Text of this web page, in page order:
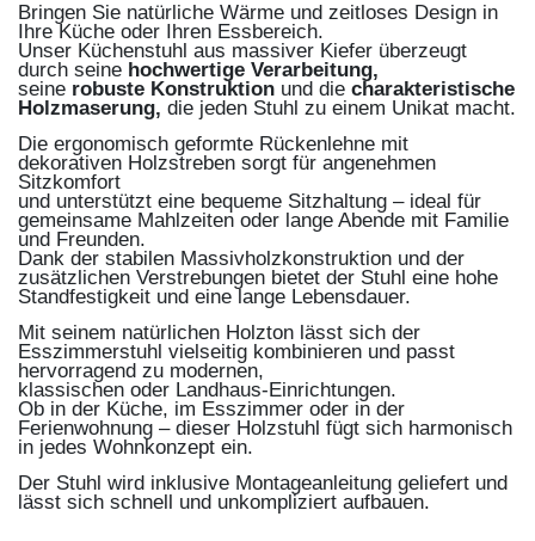
Bringen Sie natürliche Wärme und zeitloses Design in
Ihre Küche oder Ihren Essbereich.
Unser Küchenstuhl aus massiver Kiefer überzeugt
durch seine hochwertige Verarbeitung,
seine robuste Konstruktion und die charakteristische
Holzmaserung, die jeden Stuhl zu einem Unikat macht.
Die ergonomisch geformte Rückenlehne mit
dekorativen Holzstreben sorgt für angenehmen
Sitzkomfort
und unterstützt eine bequeme Sitzhaltung – ideal für
gemeinsame Mahlzeiten oder lange Abende mit Familie
und Freunden.
Dank der stabilen Massivholzkonstruktion und der
zusätzlichen Verstrebungen bietet der Stuhl eine hohe
Standfestigkeit und eine lange Lebensdauer.
Mit seinem natürlichen Holzton lässt sich der
Esszimmerstuhl vielseitig kombinieren und passt
hervorragend zu modernen,
klassischen oder Landhaus-Einrichtungen.
Ob in der Küche, im Esszimmer oder in der
Ferienwohnung – dieser Holzstuhl fügt sich harmonisch
in jedes Wohnkonzept ein.
Der Stuhl wird inklusive Montageanleitung geliefert und
lässt sich schnell und unkompliziert aufbauen.